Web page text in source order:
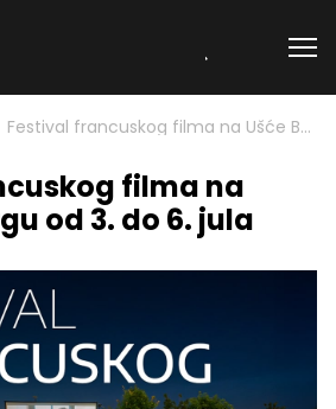
Festival francuskog filma na Ušće BeeZ trgu od 3. do 6. jula
filma na
od 3. do 6. jula